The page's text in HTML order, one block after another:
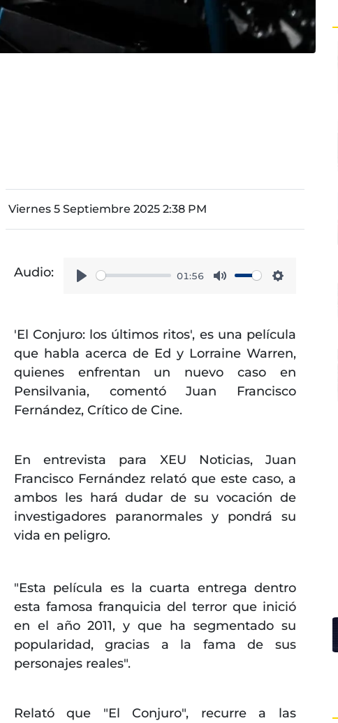
Viernes 5 Septiembre 2025 2:38 PM
Audio:
01:56
'El Conjuro: los últimos ritos', es una película
que habla acerca de Ed y Lorraine Warren,
quienes enfrentan un nuevo caso en
Pensilvania, comentó Juan Francisco
Fernández, Crítico de Cine.
En entrevista para XEU Noticias, Juan
Francisco Fernández relató que este caso, a
ambos les hará dudar de su vocación de
investigadores paranormales y pondrá su
vida en peligro.
"Esta película es la cuarta entrega dentro
esta famosa franquicia del terror que inició
en el año 2011, y que ha segmentado su
popularidad, gracias a la fama de sus
personajes reales".
Relató que "El Conjuro", recurre a las